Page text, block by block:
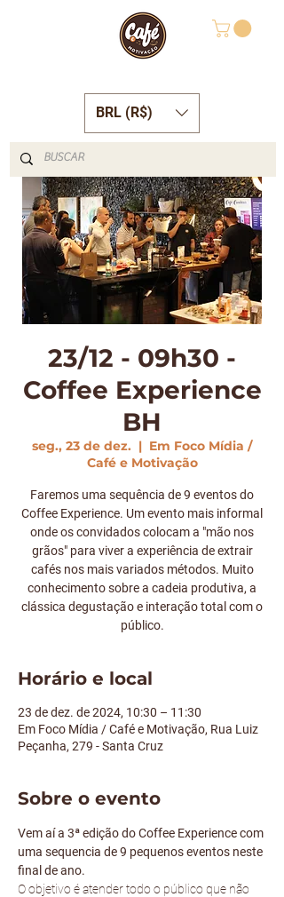
BRL (R$)
23/12 - 09h30 -
Coffee Experience
BH
seg., 23 de dez.
  |
Em Foco Mídia /
Café e Motivação
Faremos uma sequência de 9 eventos do
Coffee Experience. Um evento mais informal
onde os convidados colocam a "mão nos
grãos" para viver a experiência de extrair
cafés nos mais variados métodos. Muito
conhecimento sobre a cadeia produtiva, a
clássica degustação e interação total com o
Horário e local
23 de dez. de 2024, 10:30 – 11:30
Em Foco Mídia / Café e Motivação, Rua Luiz
Peçanha, 279 - Santa Cruz
Sobre o evento
Vem aí a 3ª edição do Coffee Experience com
uma sequencia de 9 pequenos eventos neste
final de ano.
O objetivo é atender todo o público que não